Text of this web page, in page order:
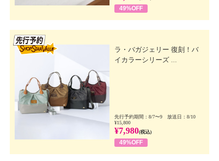
49%OFF
ラ・バガジェリー 復刻！バ
イカラーシリーズ ...
先行予約期間：8/7〜9 放送日：8/10
¥15,800
¥7,980(税込)
49%OFF